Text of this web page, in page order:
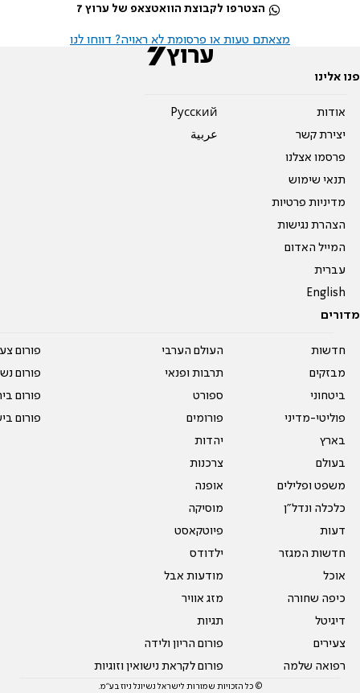
הצטרפו לקבוצת הוואטצאפ של ערוץ 7
מצאתם טעות או פרסומת לא ראויה? דווחו לנו
פנו אלינו
אודות
יצירת קשר
פרסמו אצלנו
תנאי שימוש
מדיניות פרטיות
הצהרת נגישות
המייל האדום
עברית
English
Pусский
عربية
מדורים
חדשות
מבזקים
ביטחוני
פוליטי-מדיני
בארץ
בעולם
משפט ופלילים
כלכלה ונדל"ן
דעות
חדשות המגזר
אוכל
כיפה שחורה
דיגיטל
צעירים
רפואה שלמה
העולם הערבי
תרבות ופנאי
ספורט
פורומים
יהדות
צרכנות
אופנה
מוסיקה
פיוטקאסט
ילדודס
מודעות אבל
מזג אוויר
תגיות
פורום הריון ולידה
פורום לקראת נישואין וזוגיות
פורום
פורום
פורום
פורום
© כל הזכויות שמורות לישראל נשיונל ניוז בע"מ.